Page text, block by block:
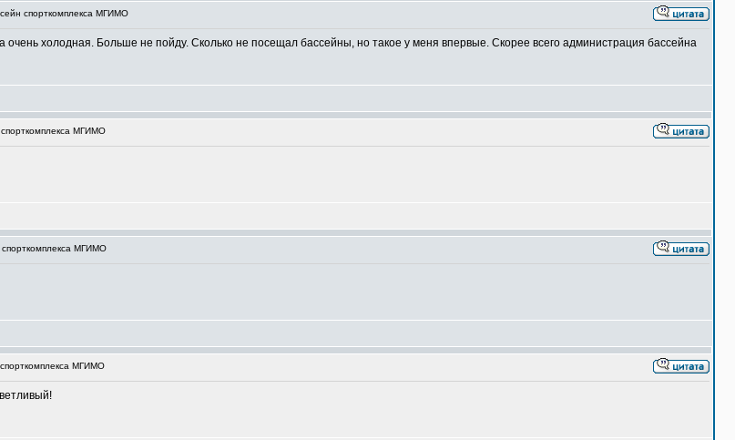
спорткомплекса МГИМО
холодная. Больше не пойду. Сколько не посещал бассейны, но такое у меня впервые. Скорее всего администрация бассейна
МГИМО
МГИМО
МГИМО